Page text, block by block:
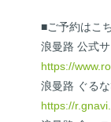
■ご予約はこ
浪曼路 公式サ
https://
浪曼路 ぐる
https://